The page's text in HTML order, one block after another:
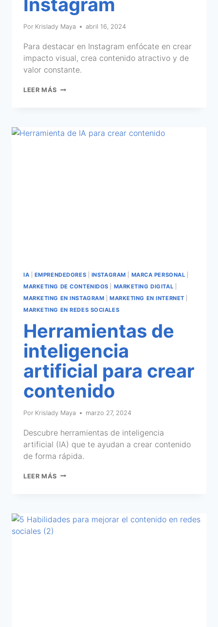
Por Krislady Maya abril 16, 2024
Para destacar en Instagram enfócate en crear
impacto visual, crea contenido atractivo y de
valor constante.
LEER MÁS
IA EMPRENDEDORES INSTAGRAM MARCA PERSONAL
MARKETING DE CONTENIDOS
MARKETING DIGITAL
MARKETING EN INSTAGRAM |MARKETING EN INTERNET
MARKETING EN REDES SOCIALES
Herramientas de
inteligencia
artificial para crear
contenido
Por Krislady Maya marzo 27, 2024
Descubre herramientas de inteligencia
artificial (IA) que te ayudan a crear contenido
de forma rápida.
LEER MÁS